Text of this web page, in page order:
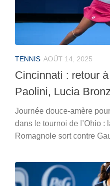
TENNIS AOÛT 14, 2025
Cincinnati : retour
Paolini, Lucia
Journée douce-amère
dans le tournoi de l’Ohio :
Romagnole sort contre